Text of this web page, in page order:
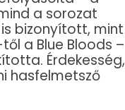
a sorozat
bizonyított, mint
a Blue Bloods –
Érdekesség,
hasfelmetsző